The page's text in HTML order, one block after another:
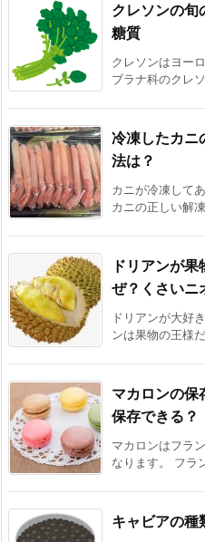
クレソンの旬
糖質
クレソンはヨー
ブラナ科のクレ
冷凍したカニ
法は？
カニが冷凍して
カニの正しい解
ドリアンが
ぜ？くさいニ
ドリアンが大好
ンは果物の王様
マカロンの保
保存できる？
マカロンはフラ
なります。 フラ
キャビアの種